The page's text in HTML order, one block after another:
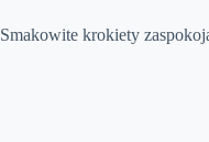
Smakowite krokiety